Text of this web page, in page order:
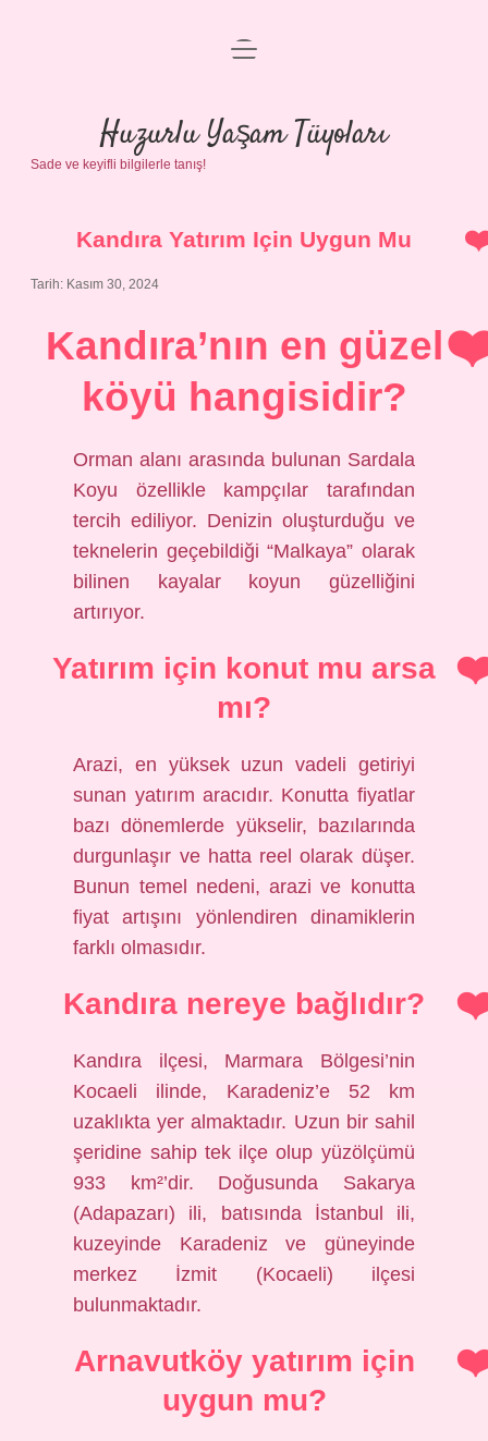
Anasayfa
Gizlilik Politikası
Yasal Uyarı
menüyü
Huzurlu Yaşam Tüyoları
Sade ve keyifli bilgilerle tanış!
Kandıra Yatırım Için Uygun Mu
Tarih: Kasım 30, 2024
Kandıra’nın en güzel
köyü hangisidir?
Orman alanı arasında bulunan Sardala
Koyu özellikle kampçılar tarafından
tercih ediliyor. Denizin oluşturduğu ve
teknelerin geçebildiği “Malkaya” olarak
bilinen kayalar koyun güzelliğini
artırıyor.
Yatırım için konut mu arsa
mı?
Arazi, en yüksek uzun vadeli getiriyi
sunan yatırım aracıdır. Konutta fiyatlar
bazı dönemlerde yükselir, bazılarında
durgunlaşır ve hatta reel olarak düşer.
Bunun temel nedeni, arazi ve konutta
fiyat artışını yönlendiren dinamiklerin
farklı olmasıdır.
Kandıra nereye bağlıdır?
Kandıra ilçesi, Marmara Bölgesi’nin
Kocaeli ilinde, Karadeniz’e 52 km
uzaklıkta yer almaktadır. Uzun bir sahil
şeridine sahip tek ilçe olup yüzölçümü
933 km²’dir. Doğusunda Sakarya
(Adapazarı) ili, batısında İstanbul ili,
kuzeyinde Karadeniz ve güneyinde
merkez İzmit (Kocaeli) ilçesi
bulunmaktadır.
Arnavutköy yatırım için
uygun mu?